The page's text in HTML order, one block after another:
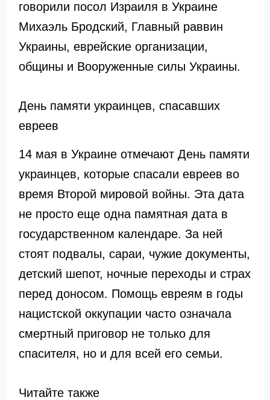
говорили посол Израиля в Украине
Михаэль Бродский, Главный раввин
Украины, еврейские организации,
общины и Вооруженные силы Украины.
День памяти украинцев, спасавших
евреев
14 мая в Украине отмечают День памяти
украинцев, которые спасали евреев во
время Второй мировой войны. Эта дата
не просто еще одна памятная дата в
государственном календаре. За ней
стоят подвалы, сараи, чужие документы,
детский шепот, ночные переходы и страх
перед доносом. Помощь евреям в годы
нацистской оккупации часто означала
смертный приговор не только для
спасителя, но и для всей его семьи.
Читайте также